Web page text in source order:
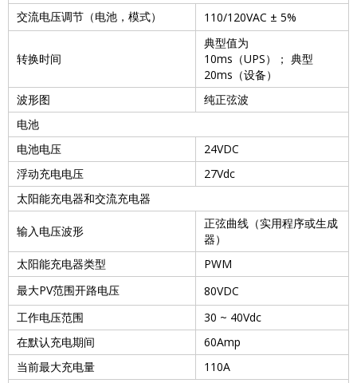
交流电压调节（电池，模式）
110/120VAC ± 5%
转换时间
典型值为
10ms （UPS）； 典型
20ms （设备）
波形图
纯正弦波
电池
电池电压
24VDC
浮动充电电压
27Vdc
太阳能充电器和交流充电器
输入电压波形
正弦曲线（实用程序或生成
器）
太阳能充电器类型
PWM
最大PV范围开路电压
80VDC
工作电压范围
30 ~ 40Vdc
在默认充电期间
60Amp
当前最大充电量
110A